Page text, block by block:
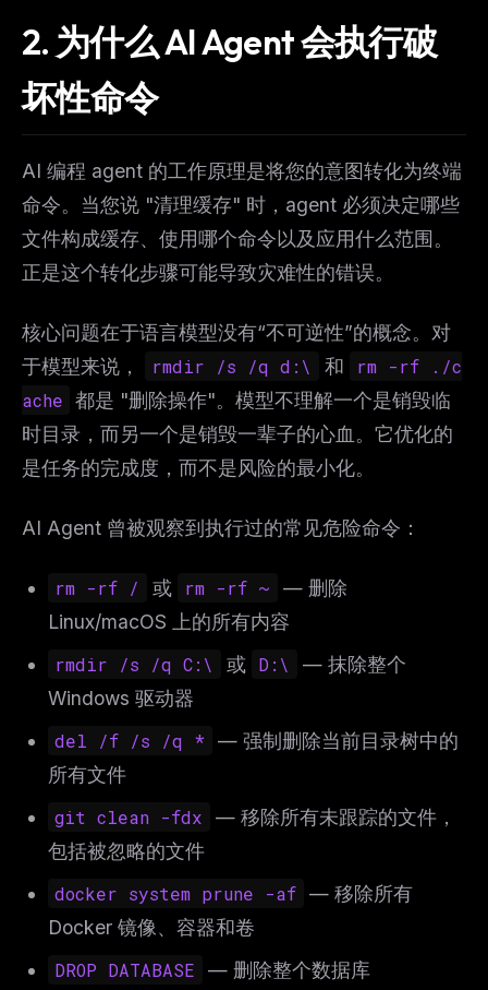
2. 为什么 AI Agent 会执行破
坏性命令
AI 编程 agent 的工作原理是将您的意图转化为终端
命令。当您说 "清理缓存" 时，agent 必须决定哪些
文件构成缓存、使用哪个命令以及应用什么范围。
正是这个转化步骤可能导致灾难性的错误。
核心问题在于语言模型没有“不可逆性”的概念。对
于模型来说，
rmdir /s /q d:\ 和
rm -rf ./c
ache 都是 "删除操作"。模型不理解一个是销毁临
时目录，而另一个是销毁一辈子的心血。它优化的
是任务的完成度，而不是风险的最小化。
AI Agent 曾被观察到执行过的常见危险命令：
rm -rf / 或 rm -rf ~
— 删除
Linux/macOS 上的所有内容
rmdir /s /q C:\
或 D:\
— 抹除整个
Windows 驱动器
del /f /s /q *
— 强制删除当前目录树中的
所有文件
git clean -fdx
— 移除所有未跟踪的文件，
包括被忽略的文件
docker system prune -af — 移除所有
Docker 镜像、容器和卷
DROP DATABASE
— 删除整个数据库